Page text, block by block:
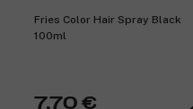
Fries Color Hair Spray Black
100ml
7,70 €